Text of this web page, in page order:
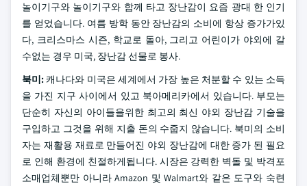
놀이기구와 놀이기구와 함께 타고 장난감이 요즘 광대 한 인기
를 얻었습니다. 여름 방학 동안 장난감의 소비에 항상 증가가있
다, 크리스마스 시즌, 학교로 돌아, 그리고 어린이가 야외에 갈
수없는 경우 미국, 장난감 선물로 봉사.
북미:캐나다와 미국은 세계에서 가장 높은 처분할 수 있는 소득
을 가진 지구 사이에서 있고 북아메리카에서 있습니다. 부모는
단순히 자신의 아이들을위한 최고의 최신 야외 장난감 기술을
구입하고 그것을 위해 지출 돈의 수줍지 않습니다. 북미의 소비
자는 재활용 재료로 만들어진 야외 장난감에 대한 증가 된 필요
로 인해 환경에 친절하게됩니다. 시장은 강력한 벽돌 및 박격포
소매업체뿐만 아니라 Amazon 및 Walmart와 같은 도구와 숙련